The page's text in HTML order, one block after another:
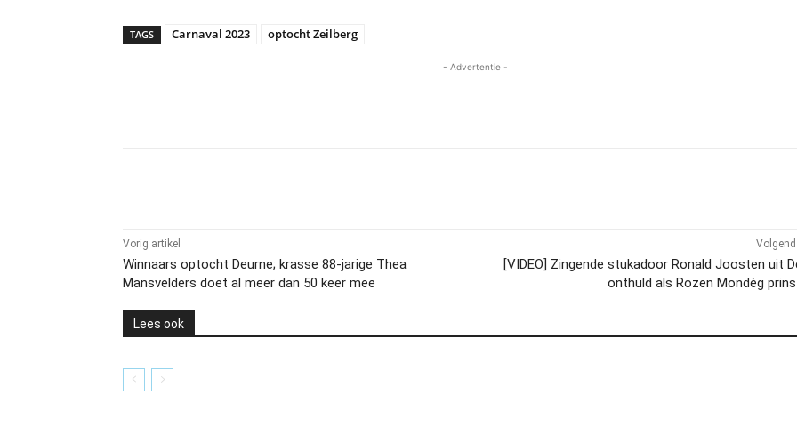
TAGS Carnaval 2023 optocht Zeilberg
- Advertentie -
Vorig artikel
Winnaars optocht Deurne; krasse 88-jarige Thea
Mansvelders doet al meer dan 50 keer mee
[VIDEO] Zingende stukadoor Ronald Joosten uit
onthuld als Rozen Mondèg
Lees ook